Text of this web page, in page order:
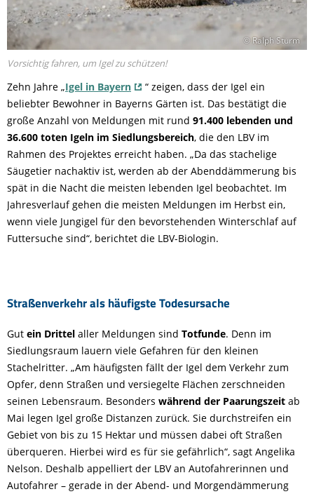
© Ralph Sturm
Vorsichtig fahren, um Igel zu schützen!
Zehn Jahre „Igel in Bayern
“ zeigen, dass der Igel ein
beliebter Bewohner in Bayerns Gärten ist. Das bestätigt die
große Anzahl von Meldungen mit rund 91.400 lebenden und
36.600 toten Igeln im Siedlungsbereich, die den LBV im
Rahmen des Projektes erreicht haben. „Da das stachelige
Säugetier nachaktiv ist, werden ab der Abenddämmerung bis
spät in die Nacht die meisten lebenden Igel beobachtet. Im
Jahresverlauf gehen die meisten Meldungen im Herbst ein,
wenn viele Jungigel für den bevorstehenden Winterschlaf auf
Futtersuche sind“, berichtet die LBV-Biologin.
Straßenverkehr als häufigste Todesursache
Gut ein Drittel aller Meldungen sind Totfunde. Denn im
Siedlungsraum lauern viele Gefahren für den kleinen
Stachelritter. „Am häufigsten fällt der Igel dem Verkehr zum
Opfer, denn Straßen und versiegelte Flächen zerschneiden
seinen Lebensraum. Besonders während der Paarungszeit ab
Mai legen Igel große Distanzen zurück. Sie durchstreifen ein
Gebiet von bis zu 15 Hektar und müssen dabei oft Straßen
überqueren. Hierbei wird es für sie gefährlich“, sagt Angelika
Nelson. Deshalb appelliert der LBV an Autofahrerinnen und
Autofahrer – gerade in der Abend- und Morgendämmerung